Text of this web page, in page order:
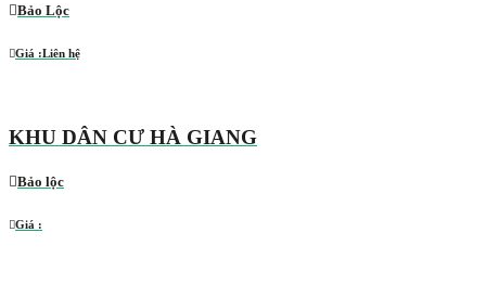
Bảo Lộc
Giá :Liên hệ
KHU DÂN CƯ HÀ GIANG
Bảo lộc
Giá :